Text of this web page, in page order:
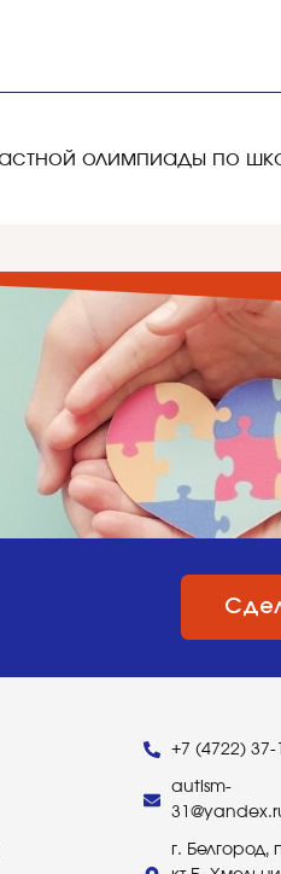
+7 (4722) 37-
autism-
г. Белгород,